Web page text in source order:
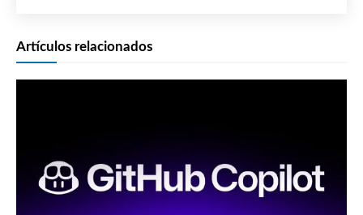
Artículos relacionados